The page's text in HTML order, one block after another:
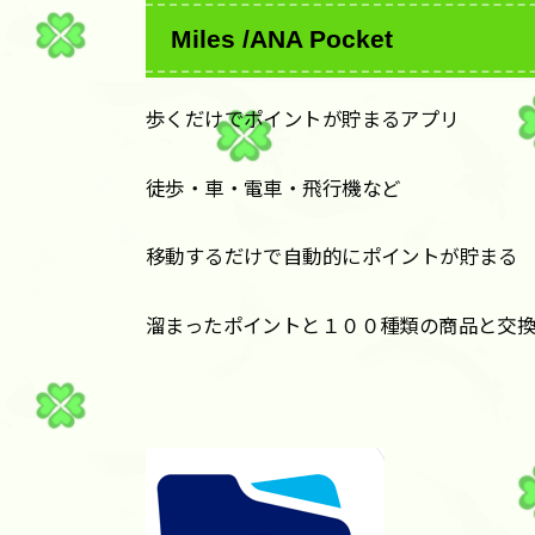
Miles /ANA Pocket
歩くだけでポイントが貯まるアプリ
徒歩・車・電車・飛行機など
移動するだけで自動的にポイントが貯まる
溜まったポイントと１００種類の商品と交